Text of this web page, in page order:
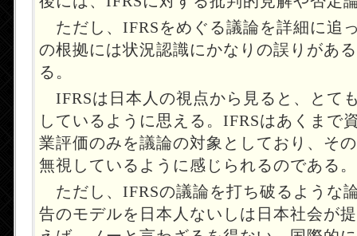
ただし、IFRSをめぐる議論を詳細に追
の根拠には状況認識にかなりの誤りがあ
る。
IFRSは日本人の視点から見ると、とて
しているように思える。IFRSはあくまで
業評価のみを議論の対象としており、そ
無視しているように感じられるのである。
ただし、IFRSの議論を打ち破るような
告のモデルを日本人ないしは日本社会が